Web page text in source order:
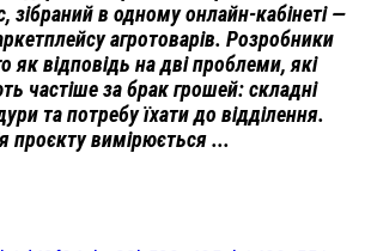
зібраний в одному онлайн-кабінеті —
агротоварів. Розробники
як відповідь на дві проблеми, які
частіше за брак грошей: складні
та потребу їхати до відділення.
проєкту вимірюється ...